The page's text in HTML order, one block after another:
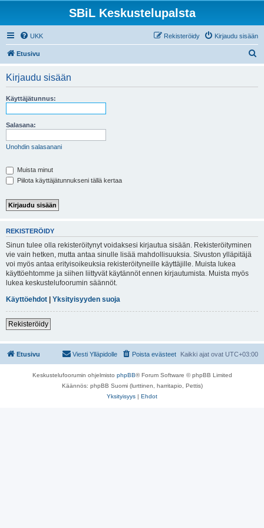
SBiL Keskustelupalsta
UKK Kirjaudu sisään
Rekisteröidy
Etusivu
Kirjaudu sisään
Käyttäjätunnus:
Salasana:
Unohdin salasanani
Muista minut
Piilota käyttäjätunnukseni tällä kertaa
REKISTERÖIDY
Sinun tulee olla rekisteröitynyt voidaksesi kirjautua sisään. Rekisteröityminen
vie vain hetken, mutta antaa sinulle lisää mahdollisuuksia. Sivuston ylläpitäjä
voi myös antaa erityisoikeuksia rekisteröityneille käyttäjille. Muista lukea
käyttöehtomme ja siihen liittyvät käytännöt ennen kirjautumista. Muista myös
lukea keskustelufoorumin säännöt.
Käyttöehdot | Yksityisyyden suoja
Rekisteröidy
Etusivu Kaikki ajat ovat UTC+03:00
Poista evästeet
Viesti Ylläpidolle
Keskustelufoorumin ohjelmisto phpBB® Forum Software © phpBB Limited
Käännös: phpBB Suomi (lurttinen, harritapio, Pettis)
Yksityisyys | Ehdot